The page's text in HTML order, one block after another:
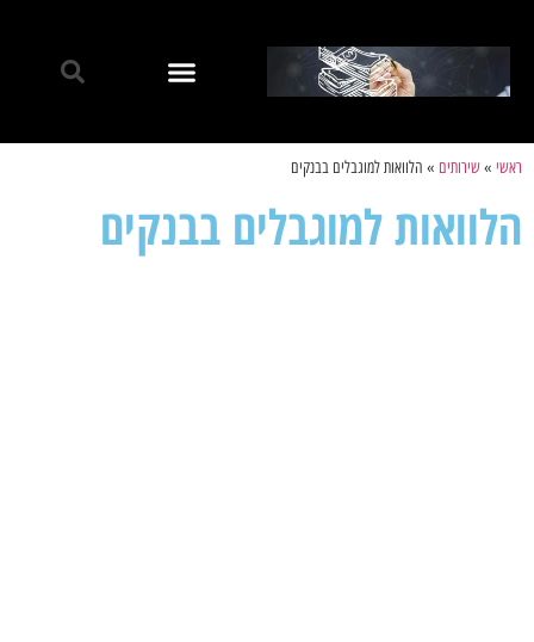
ראשי »שירותים » הלוואות למוגבלים בבנקים
הלוואות למוגבלים בבנקים